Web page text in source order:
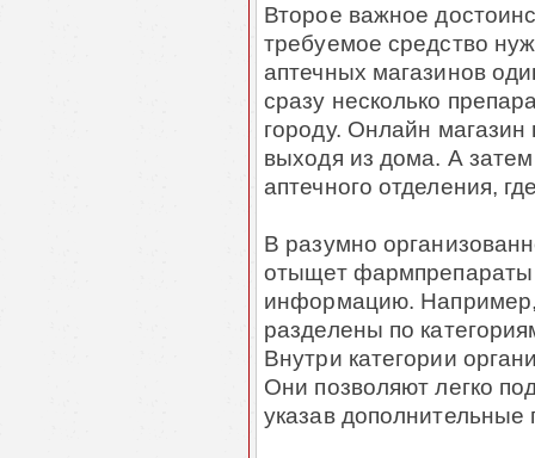
Второе важное
требуемое средство
аптечных магазинов
сразу несколько
городу. Онлайн магазин
выходя из дома. А
аптечного отделения,
В разумно
отыщет фармпрепараты
информацию. Например,
разделены по
Внутри категории
Они позволяют легко
указав